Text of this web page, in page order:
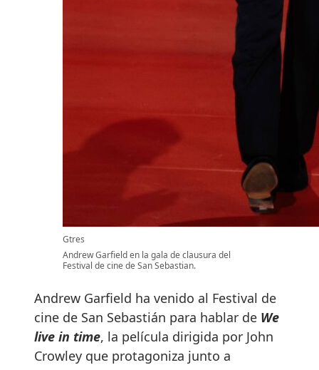
Gtres
Andrew Garfield en la gala de clausura del
Festival de cine de San Sebastian.
Andrew Garfield ha venido al Festival de
cine de San Sebastián para hablar de We
live in time, la película dirigida por John
Crowley que protagoniza junto a